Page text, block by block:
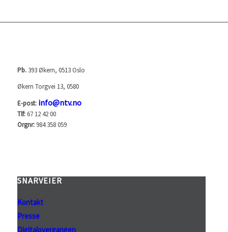
Pb. 393 Økern, 0513 Oslo
Økern Torgvei 13, 0580
E-post: info@ntv.no
Tlf:67 12 42 00
Orgnr:984 358 059
SNARVEIER
Kontakt
Presse
Digitalovergangen